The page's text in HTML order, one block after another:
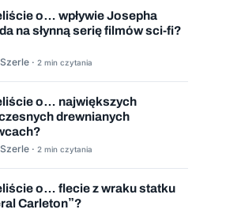
o… wpływie Josepha
na słynną serię filmów sci-fi?
· 2 min czytania
o… największych
drewnianych
· 2 min czytania
o… flecie z wraku statku
Carleton”?